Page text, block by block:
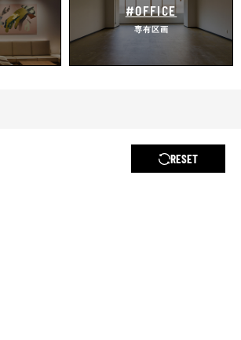
#OFFICE
専有区画
RESET